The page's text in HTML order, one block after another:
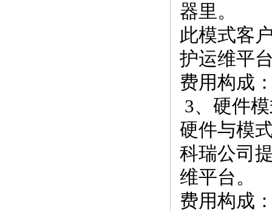
器里。
此模式客
护运维平
费用构成
3、硬件
硬件与模
科瑞公司
维平台。
费用构成